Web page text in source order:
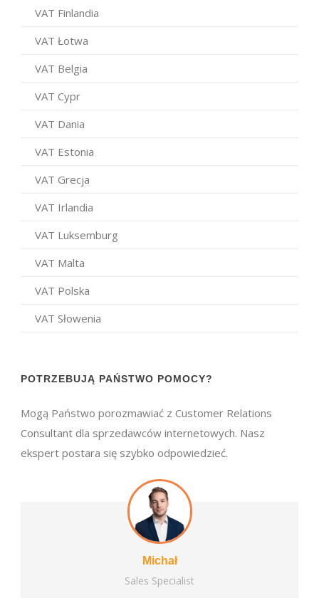
VAT Finlandia
VAT Łotwa
VAT Belgia
VAT Cypr
VAT Dania
VAT Estonia
VAT Grecja
VAT Irlandia
VAT Luksemburg
VAT Malta
VAT Polska
VAT Słowenia
POTRZEBUJĄ PAŃSTWO POMOCY?
Mogą Państwo porozmawiać z Customer Relations
Consultant dla sprzedawców internetowych. Nasz
ekspert postara się szybko odpowiedzieć.
Michał
Sales Specialist